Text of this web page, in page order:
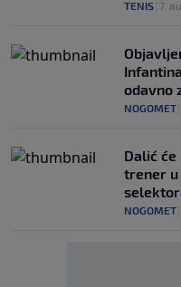
TENIS 7.
odavno
NOGOMET
Dalić
trener u
NOGOMET